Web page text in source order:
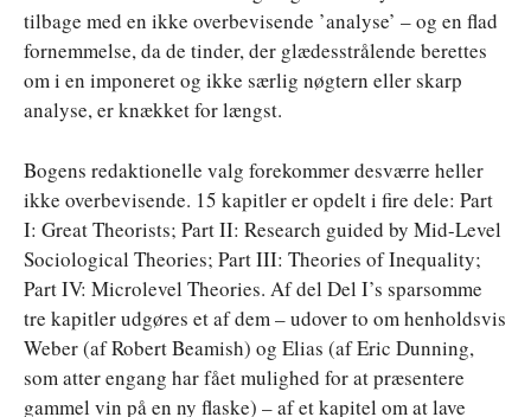
tilbage med en ikke overbevisende ’analyse’ – og en flad
fornemmelse, da de tinder, der glædesstrålende berettes
om i en imponeret og ikke særlig nøgtern eller skarp
analyse, er knækket for længst.
Bogens redaktionelle valg forekommer desværre heller
ikke overbevisende. 15 kapitler er opdelt i fire dele: Part
I: Great Theorists; Part II: Research guided by Mid-Level
Sociological Theories; Part III: Theories of Inequality;
Part IV: Microlevel Theories. Af del Del I’s sparsomme
tre kapitler udgøres et af dem – udover to om henholdsvis
Weber (af Robert Beamish) og Elias (af Eric Dunning,
som atter engang har fået mulighed for at præsentere
gammel vin på en ny flaske) – af et kapitel om at lave